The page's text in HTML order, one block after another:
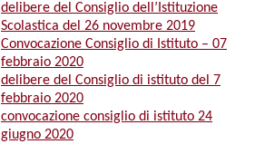
delibere del Consiglio dell’Istituzione
Scolastica del 26 novembre 2019
Convocazione Consiglio di Istituto – 07
febbraio 2020
delibere del Consiglio di istituto del 7
febbraio 2020
convocazione consiglio di istituto 24
giugno 2020